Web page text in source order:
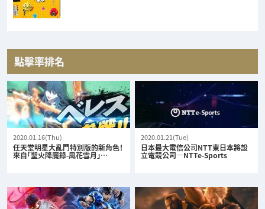
點擊率排名
2020.01.16(Thu)
任天堂明星大亂鬥特別版的新角色！
來自「聖火降魔錄-風花雪月」…
2020.01.21(Tue)
日本最大電信公司NTT東日本將設
立電競公司—NTTe-Sports